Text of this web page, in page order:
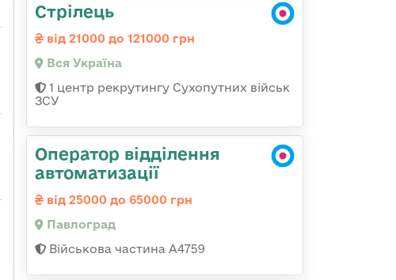
Стрілець
від 21000 до 121000 грн
Вся Україна
1 центр рекрутингу Сухопутних військ
ЗСУ
Оператор відділення
автоматизації
від 25000 до 65000 грн
Павлоград
Військова частина А4759